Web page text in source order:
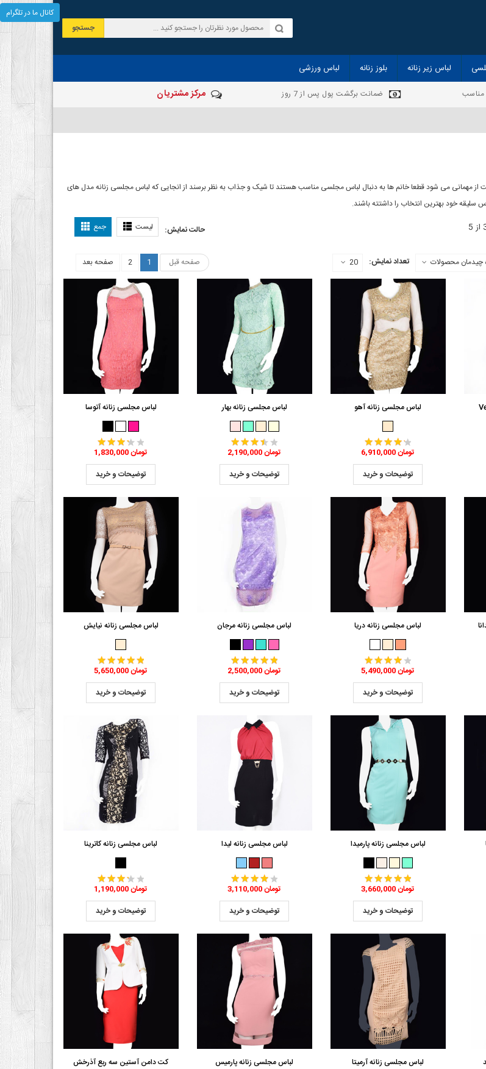
جستجو
لباس زیر زنانه بلوز زنانه لباس ورزشی
مناسب ضمانت برگشت پول پس از 7 روز مرکز مشتریان
مهمانی می شود قطعا خانم ها به دنبال لباس مجلسی مناسب هستند تا شیک و جذاب به نظر برسند از انجایی که لباس مجلسی زنانه مدل های
سلیقه خود بهترین انتخاب را داشتته باشند.
حالت نمایش: لیست جمع
چیدمان محصولات تعداد نمایش: 20 صفحه قبل 1
2 صفحه بعد
لباس مجلسی زنانه آهو
6,910,000 تومان
توضیحات و خرید
لباس مجلسی زنانه بهار
2,190,000 تومان
توضیحات و خرید
لباس مجلسی زنانه آتوسا
1,830,000 تومان
توضیحات و خرید
لباس مجلسی زنانه دریا
5,490,000 تومان
توضیحات و خرید
لباس مجلسی زنانه مرجان
2,500,000 تومان
توضیحات و خرید
لباس مجلسی زنانه نیایش
5,650,000 تومان
توضیحات و خرید
لباس مجلسی زنانه پارمیدا
3,660,000 تومان
توضیحات و خرید
لباس مجلسی زنانه لیدا
3,110,000 تومان
توضیحات و خرید
لباس مجلسی زنانه کاترینا
1,190,000 تومان
توضیحات و خرید
لباس مجلسی زنانه آرمیتا لباس مجلسی زنانه پارمیس کت دامن آستین سه ربع آذرخش
کانال ما در تلگرام